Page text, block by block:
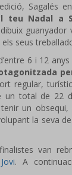
Sagalés
teu Nadal a
seus
6 i 12
regular,
un total de 22
un
la seva
van
. A